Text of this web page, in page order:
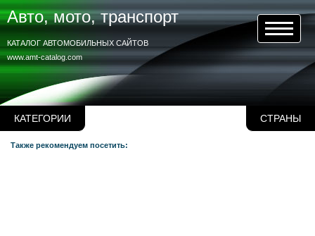
КАТЕГОРИИ СТРАНЫ
Авто, мото, транспорт
www.amt-catalog.com
КАТАЛОГ АВТОМОБИЛЬНЫХ САЙТОВ
Также рекомендуем посетить: